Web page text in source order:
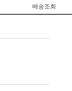
배송조회